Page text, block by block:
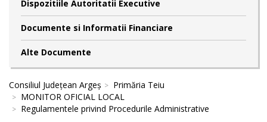
Dispozitiile Autoritatii Executive
Documente si Informatii Financiare
Alte Documente
Consiliul Județean Argeș
Primăria Teiu
MONITOR OFICIAL LOCAL
Regulamentele privind Procedurile Administrative